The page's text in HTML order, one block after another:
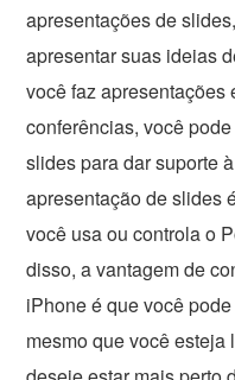
apresentações de
apresentar suas ideias
você faz apresentações
conferências, você
slides para dar suporte
apresentação de slides
você usa ou controla o
disso, a vantagem de
iPhone é que você
mesmo que você